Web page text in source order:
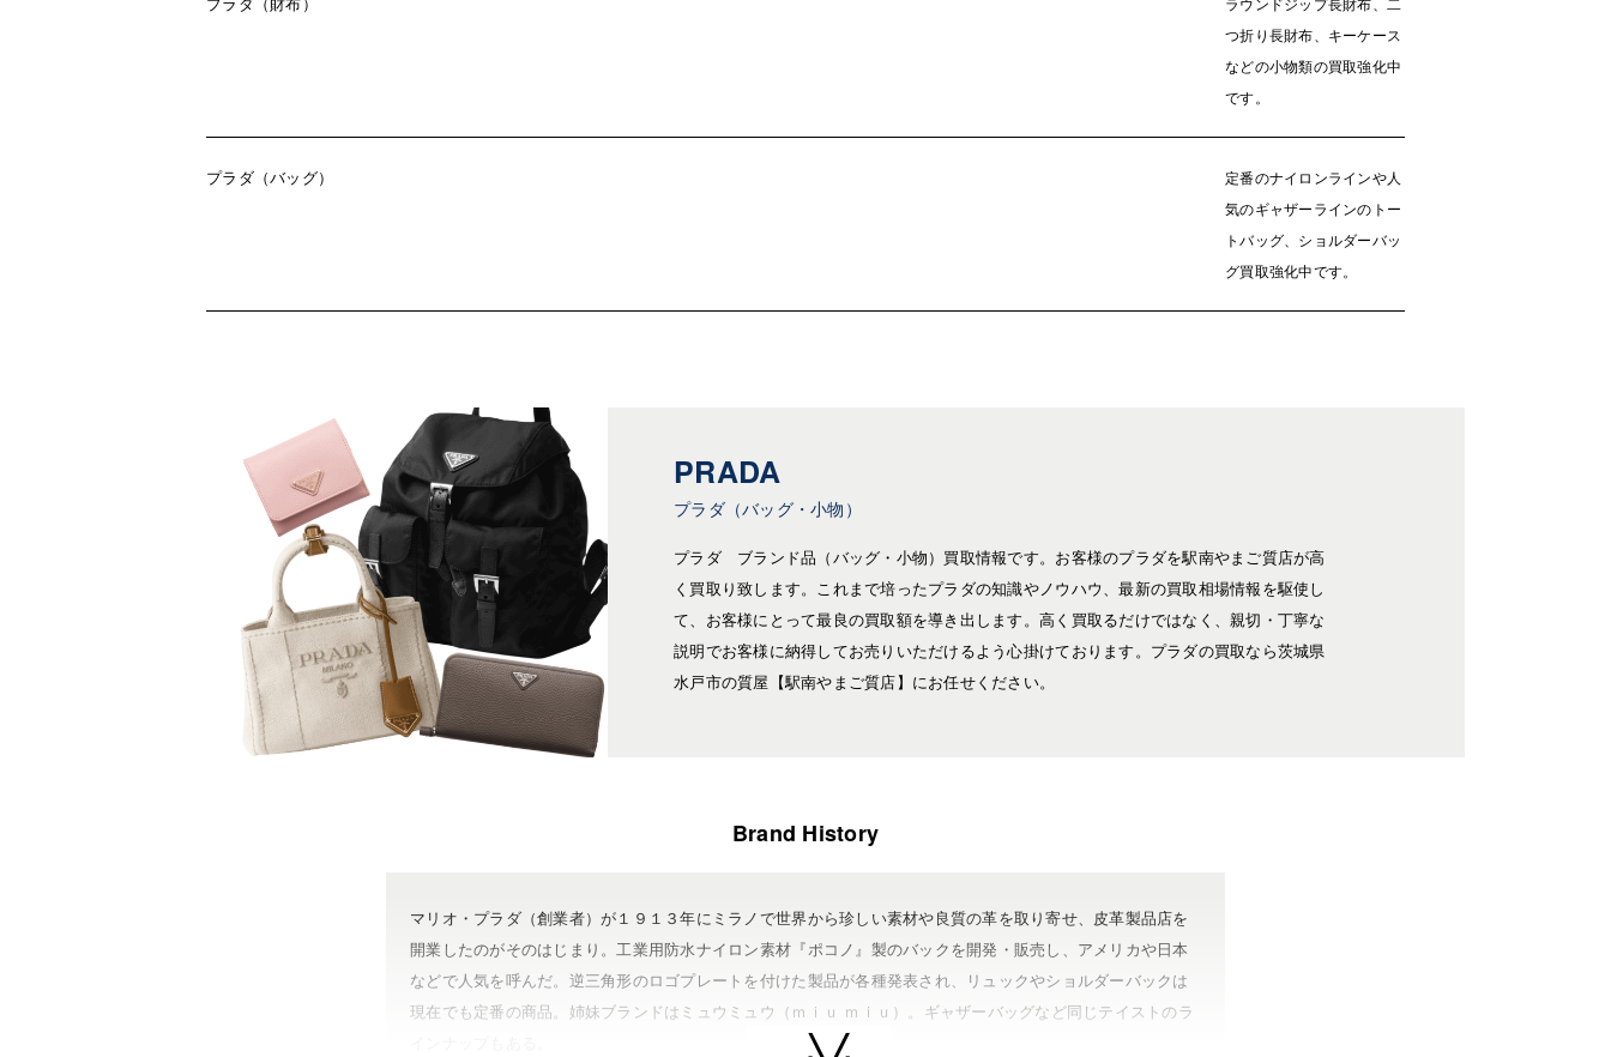
つ折り長財布、キーケース
などの小物類の買取強化中
です。
プラダ（バッグ）
定番のナイロンラインや人
気のギャザーラインのトー
トバッグ、ショルダーバッ
グ買取強化中です。
PRADA
プラダ（バッグ・小物）
プラダ ブランド品（バッグ・小物）買取情報です。お客様のプラダを駅南やまご質店が高
く買取り致します。これまで培ったプラダの知識やノウハウ、最新の買取相場情報を駆使し
て、お客様にとって最良の買取額を導き出します。高く買取るだけではなく、親切・丁寧な
説明でお客様に納得してお売りいただけるよう心掛けております。プラダの買取なら茨城県
水戸市の質屋【駅南やまご質店】にお任せください。
Brand History
マリオ・プラダ（創業者）が１９１３年にミラノで世界から珍しい素材や良質の革を取り寄せ、皮革製品店を
開業したのがそのはじまり。工業用防水ナイロン素材『ポコノ』製のバックを開発・販売し、アメリカや日本
などで人気を呼んだ。逆三角形のロゴプレートを付けた製品が各種発表され、リュックやショルダーバックは
現在でも定番の商品。姉妹ブランドはミュウミュウ（ｍｉｕ ｍｉｕ）。ギャザーバッグなど同じテイストのラ